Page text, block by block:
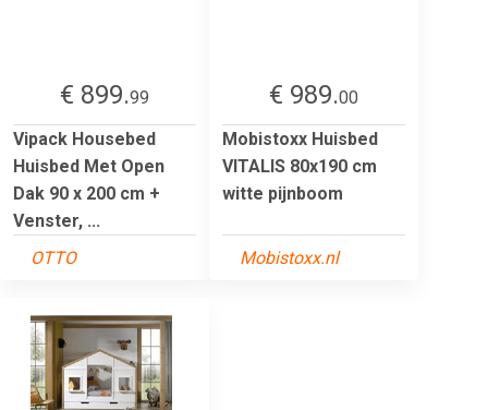
€ 899.99
Vipack Housebed
Huisbed Met Open
Dak 90 x 200 cm +
Venster, ...
OTTO
€ 989.00
Mobistoxx Huisbed
VITALIS 80x190 cm
witte pijnboom
Mobistoxx.nl